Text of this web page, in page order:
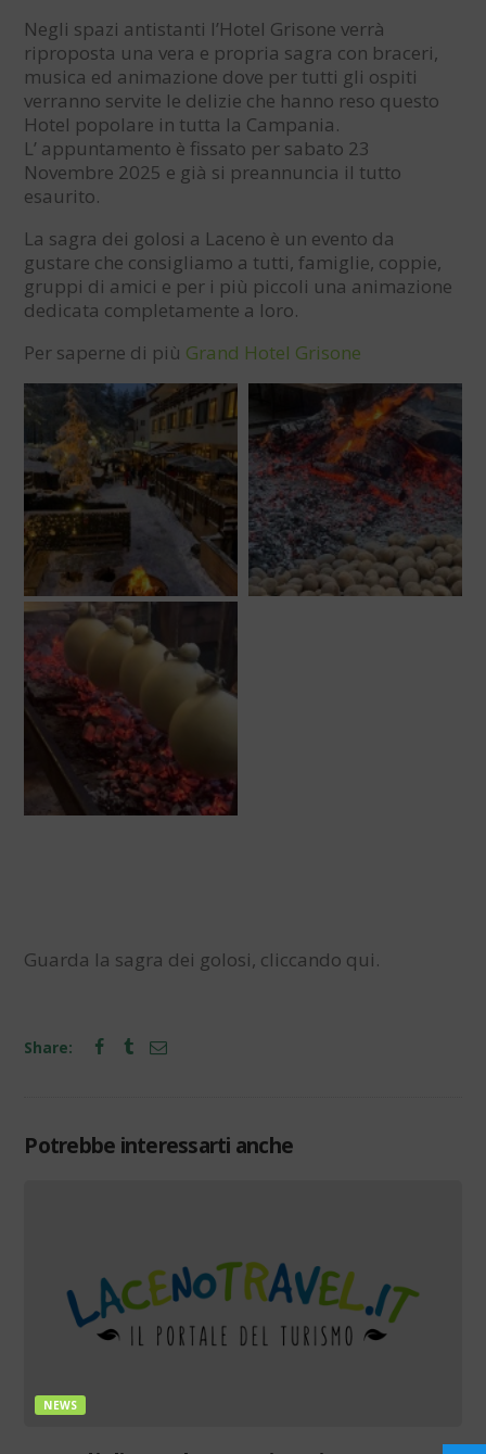
Negli spazi antistanti l’Hotel Grisone verrà
riproposta una vera e propria sagra con braceri,
musica ed animazione dove per tutti gli ospiti
verranno servite le delizie che hanno reso questo
Hotel popolare in tutta la Campania.
L’ appuntamento è fissato per sabato 23
Novembre 2025 e già si preannuncia il tutto
esaurito.
La sagra dei golosi a Laceno è un evento da
gustare che consigliamo a tutti, famiglie, coppie,
gruppi di amici e per i più piccoli una animazione
dedicata completamente a loro.
Per saperne di più Grand Hotel Grisone
Guarda la sagra dei golosi, cliccando qui.
Share:
Potrebbe interessarti anche
NEWS